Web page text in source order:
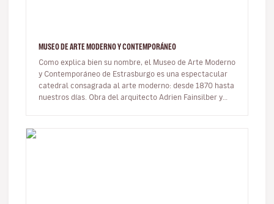
MUSEO DE ARTE MODERNO Y CONTEMPORÁNEO
Como explica bien su nombre, el Museo de Arte Moderno
y Contemporáneo de Estrasburgo es una espectacular
catedral consagrada al arte moderno: desde 1870 hasta
nuestros días. Obra del arquitecto Adrien Fainsilber y